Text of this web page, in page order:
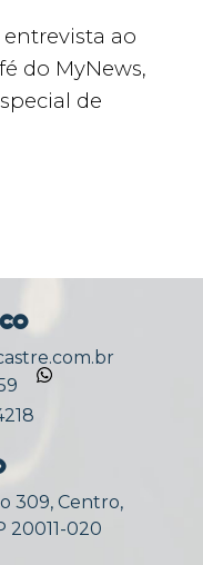
ao
do MyNews,
de
309, Centro,
20011-020